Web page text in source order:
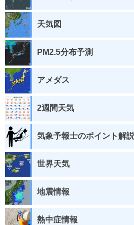
天気図
PM2.5分布予測
アメダス
2週間天気
気象予報士のポイント解説
世界天気
地震情報
熱中症情報